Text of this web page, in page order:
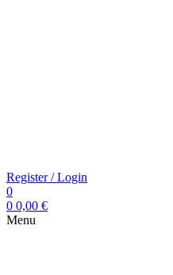
Register / Login
0
0 0,00 €
Menu